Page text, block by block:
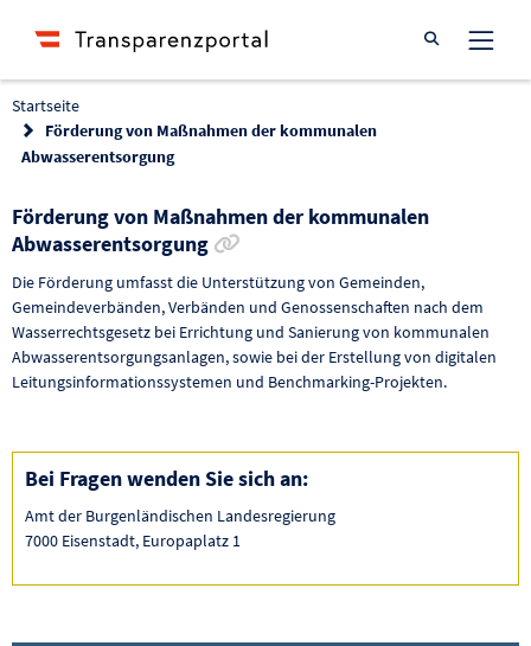
Suche öffnen
Startseite
Förderung von Maßnahmen der kommunalen
Abwasserentsorgung
Förderung von Maßnahmen der kommunalen
Abwasserentsorgung
Die Förderung umfasst die Unterstützung von Gemeinden,
Gemeindeverbänden, Verbänden und Genossenschaften nach dem
Wasserrechtsgesetz bei Errichtung und Sanierung von kommunalen
Abwasserentsorgungsanlagen, sowie bei der Erstellung von digitalen
Leitungsinformationssystemen und Benchmarking-Projekten.
Bei Fragen wenden Sie sich an:
Amt der Burgenländischen Landesregierung
7000 Eisenstadt, Europaplatz 1